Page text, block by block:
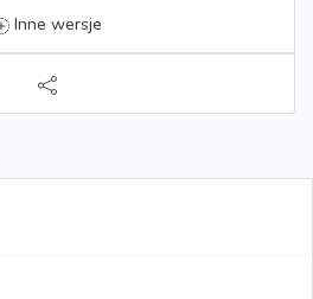
Inne wersje